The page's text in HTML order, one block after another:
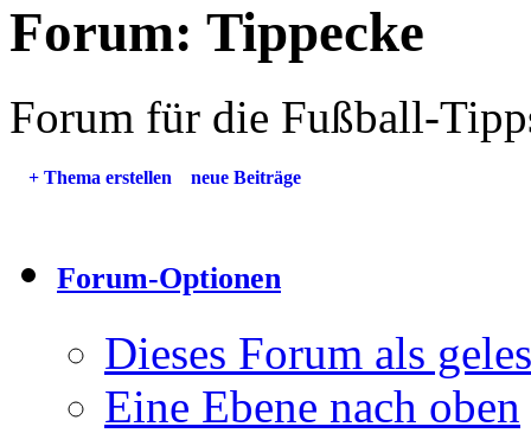
Forum: Tippecke
Forum für die Fußball-
+ Thema erstellen neue Beiträge
Forum-Optionen
Dieses Forum als
Eine Ebene nach oben